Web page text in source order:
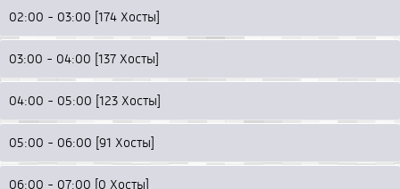
02:00 - 03:00 [174 Хосты]
03:00 - 04:00 [137 Хосты]
04:00 - 05:00 [123 Хосты]
05:00 - 06:00 [91 Хосты]
06:00 - 07:00 [0 Хосты]